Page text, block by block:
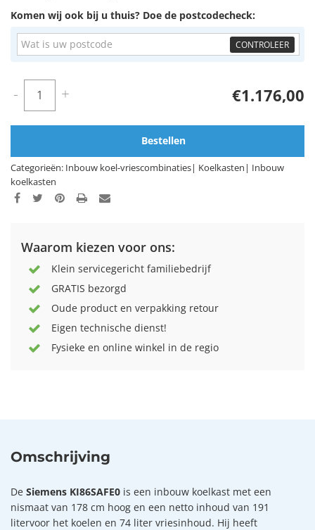
Komen wij ook bij u thuis? Doe de postcodecheck:
CONTROLEER
€1.176,00
- +
Bestellen
Categorieën: Inbouw koel-vriescombinaties| Koelkasten | Inbouw
koelkasten
Waarom kiezen voor ons:
Klein servicegericht familiebedrijf
GRATIS bezorgd
Oude product en verpakking retour
Eigen technische dienst!
Fysieke en online winkel in de regio
Omschrijving
De Siemens KI86SAFE0 is een inbouw koelkast met een
nismaat van 178 cm hoog en een netto inhoud van 191
litervoor het koelen en 74 liter vriesinhoud. Hij heeft